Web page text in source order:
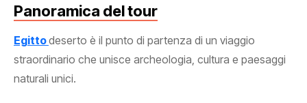
Panoramica del tour
Egittodeserto è il punto di partenza di un viaggio
straordinario che unisce archeologia, cultura e paesaggi
naturali unici.